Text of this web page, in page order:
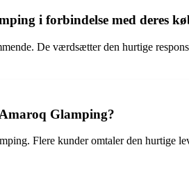
i forbindelse med deres
De værdsætter den hurtige
Glamping?
Flere kunder omtaler den hurtige